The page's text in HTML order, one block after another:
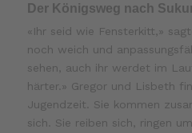
Der Königsweg nach
«Ihr seid wie Fensterkitt,»
noch weich und
sehen, auch ihr werdet im
härter.» Gregor und Lisbeth
Jugendzeit. Sie kommen
sich. Sie reiben sich, ringen